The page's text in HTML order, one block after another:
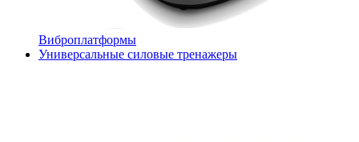
Виброплатформы
Универсальные силовые тренажеры